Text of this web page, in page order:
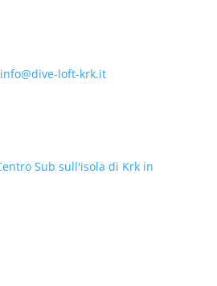
info@dive-loft-krk.it